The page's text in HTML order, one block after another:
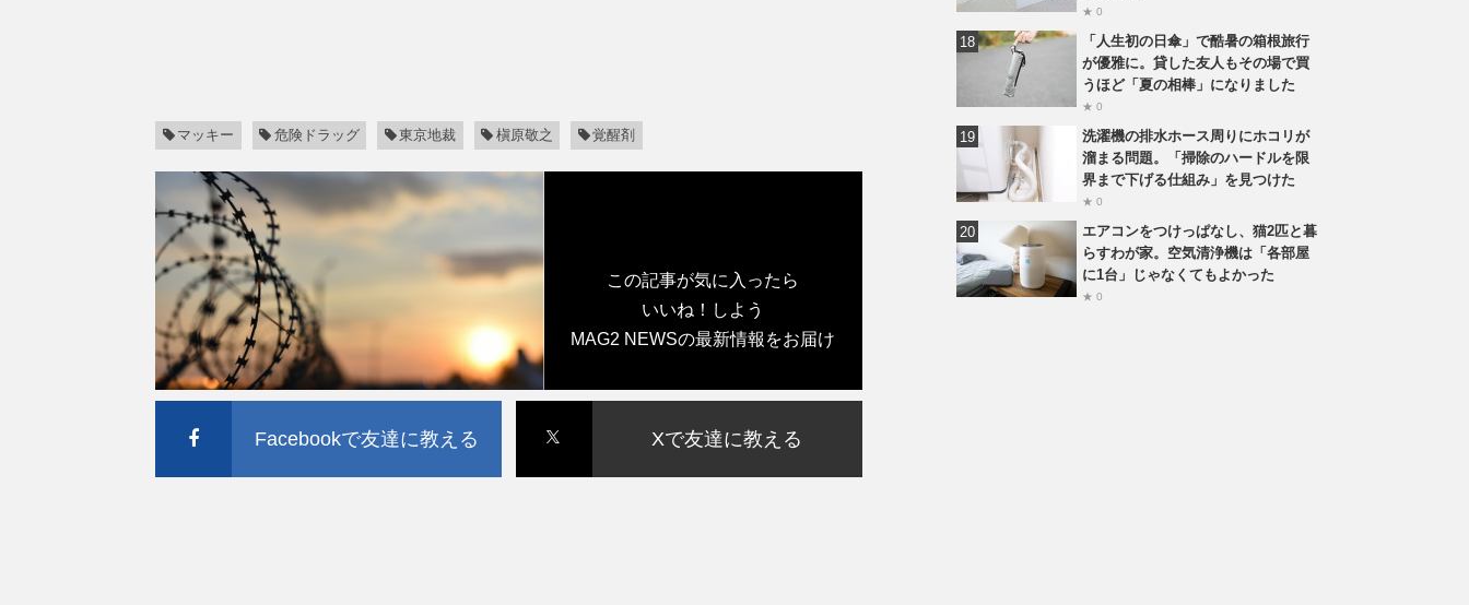
マッキー 危険ドラッグ 東京地裁 槇原敬之 覚醒剤
この記事が気に入ったら
いいね！しよう
MAG2 NEWSの最新情報をお届け
Facebookで友達に教える Xで友達に教える
★ 0
「人生初の日傘」で酷暑の箱根旅行
が優雅に。貸した友人もその場で買
うほど「夏の相棒」になりました
★ 0
洗濯機の排水ホース周りにホコリが
溜まる問題。「掃除のハードルを限
界まで下げる仕組み」を見つけた
★ 0
エアコンをつけっぱなし、猫2匹と暮
らすわが家。空気清浄機は「各部屋
に1台」じゃなくてもよかった
★ 0